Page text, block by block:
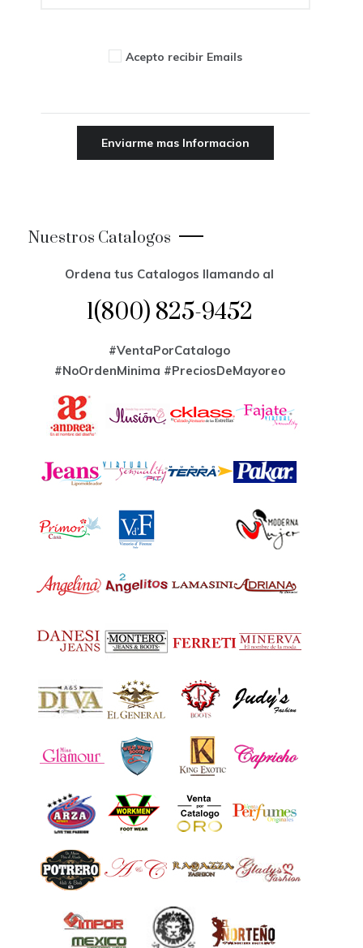
Acepto recibir Emails
Nuestros Catalogos
Ordena tus Catalogos llamando al
1(800) 825-9452
#VentaPorCatalogo
#NoOrdenMinima #PreciosDeMayoreo